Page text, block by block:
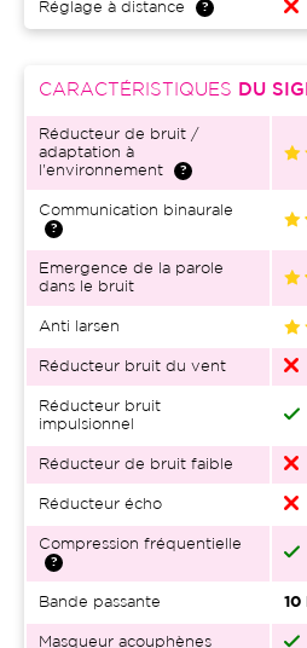
Réglage à distance
CARACTÉRISTIQUES DU
Réducteur de bruit /
adaptation à
l'environnement
Communication binaurale
Emergence de la parole
dans le bruit
Anti larsen
Réducteur bruit du vent
Réducteur bruit
impulsionnel
Réducteur de bruit faible
Réducteur écho
Compression fréquentielle
Bande passante 10
Masqueur acouphènes